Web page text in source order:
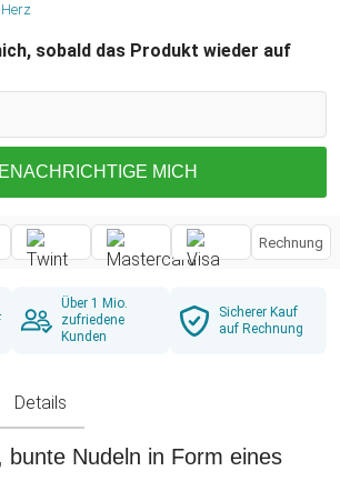
Herz
sobald das Produkt wieder auf
MICH
Rechnung
Über 1 Mio.
zufriedene
Kunden
Sicherer Kauf
auf Rechnung
Details
bunte Nudeln in Form eines